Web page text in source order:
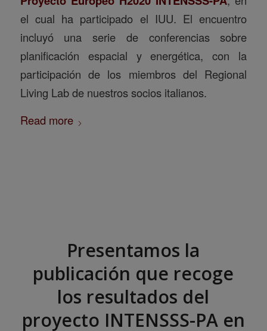
el cual ha participado el IUU. El encuentro
incluyó una serie de conferencias sobre
planificación espacial y energética, con la
participación de los miembros del Regional
Living Lab de nuestros socios italianos.
Read more
Presentamos la
publicación que recoge
los resultados del
proyecto INTENSSS-PA en